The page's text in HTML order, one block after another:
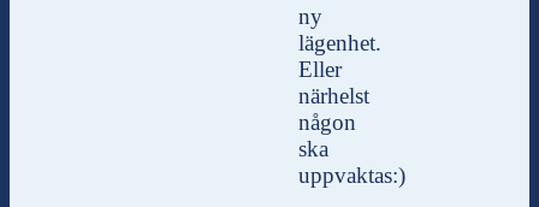
ny
lägenhet.
Eller
närhelst
någon
ska
uppvaktas:)